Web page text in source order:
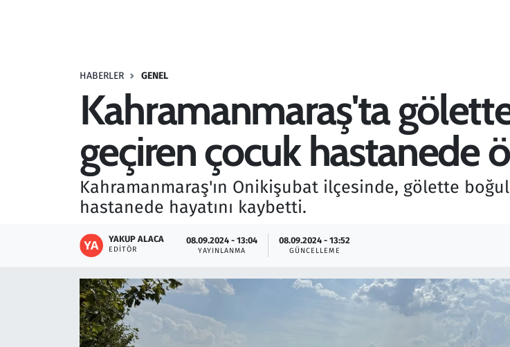
HABERLER GENEL
Kahramanmaraş'ta
geçiren çocuk hastanede
Kahramanmaraş'ın Onikişubat ilçesinde, gölette
hastanede hayatını kaybetti.
YAKUP ALACA
EDITÖR
08.09.2024 - 13:04
YAYINLANMA
08.09.2024 - 13:52
GÜNCELLEME
Seçim 2023
Teknoloji ve Bilim
Televizyon